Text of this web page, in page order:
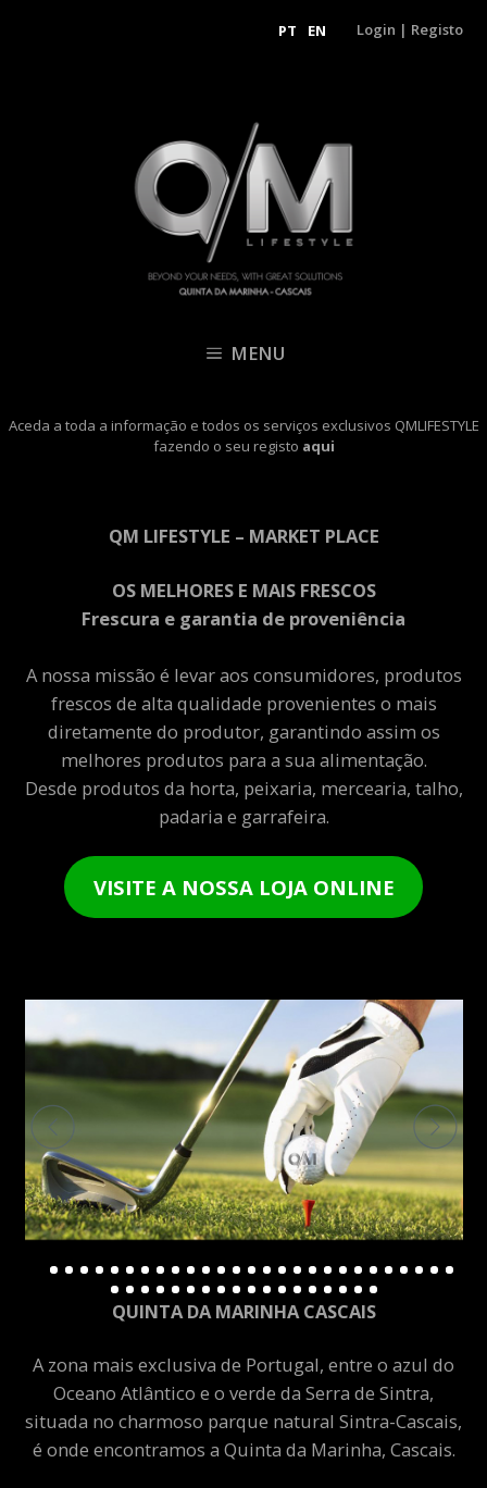
PT EN Login | Registo
MENU
Aceda a toda a informação e todos os serviços exclusivos QMLIFESTYLE
fazendo o seu registo aqui
QM LIFESTYLE – MARKET PLACE
OS MELHORES E MAIS FRESCOS
Frescura e garantia de proveniência
A nossa missão é levar aos consumidores, produtos
frescos de alta qualidade provenientes o mais
diretamente do produtor, garantindo assim os
melhores produtos para a sua alimentação.
Desde produtos da horta, peixaria, mercearia, talho,
padaria e garrafeira.
VISITE A NOSSA LOJA ONLINE
QUINTA DA MARINHA CASCAIS
A zona mais exclusiva de Portugal, entre o azul do
Oceano Atlântico e o verde da Serra de Sintra,
situada no charmoso parque natural Sintra-Cascais,
é onde encontramos a Quinta da Marinha, Cascais.